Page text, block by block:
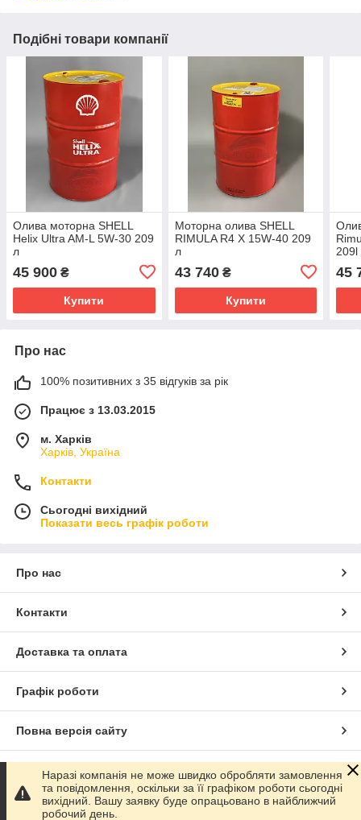
Подібні товари компанії
Олива моторна SHELL
Helix Ultra AM-L 5W-30 209
л
45 900 ₴
Купити
Моторна олива SHELL
RIMULA R4 X 15W-40 209
л
43 740₴
Купити
209l
45
Про нас
100% позитивних з 35 відгуків за рік
Працює з 13.03.2015
м. Харків
Харків, Україна
Контакти
Сьогодні вихідний
Показати весь графік роботи
Про нас
Контакти
Доставка та оплата
Графік роботи
Повна версія сайту
Сайт створено на маркетплейсі Prom.ua
Політика конфіденційності
Наразі компанія не може швидко обробляти замовлення
та повідомлення, оскільки за її графіком роботи сьогодні
вихідний. Вашу заявку буде опрацьовано в найближчий
робочий день.